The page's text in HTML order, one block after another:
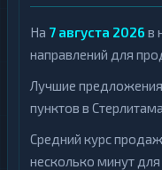
На 7 августа 2026 в
направлений для
Лучшие
пунктов в
Средний курс
несколько минут